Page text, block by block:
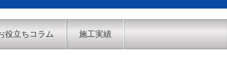
役立ちコラム 施工実績